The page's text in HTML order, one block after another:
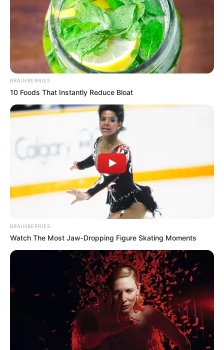
BRAINBERRIES
10 Foods That Instantly Reduce Bloat
BRAINBERRIES
Watch The Most Jaw‑Dropping Figure Skating Moments